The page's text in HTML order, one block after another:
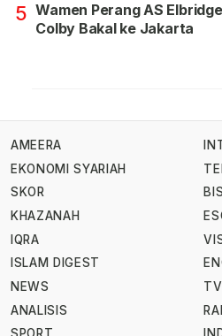
5 Wamen Perang AS Elbridge
Colby Bakal ke Jakarta
AMEERA
EKONOMI SYARIAH
SKOR
KHAZANAH
IQRA
ISLAM DIGEST
NEWS
ANALISIS
TV